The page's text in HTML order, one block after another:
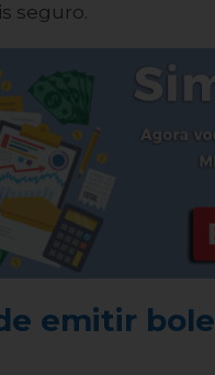
seguro.
emitir